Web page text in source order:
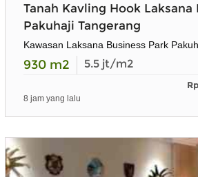
Tanah Kavling Hook Laksana
Pakuhaji Tangerang
Kawasan Laksana Business Park
930 m2 5.5 jt/m2
Rp
8 jam yang lalu